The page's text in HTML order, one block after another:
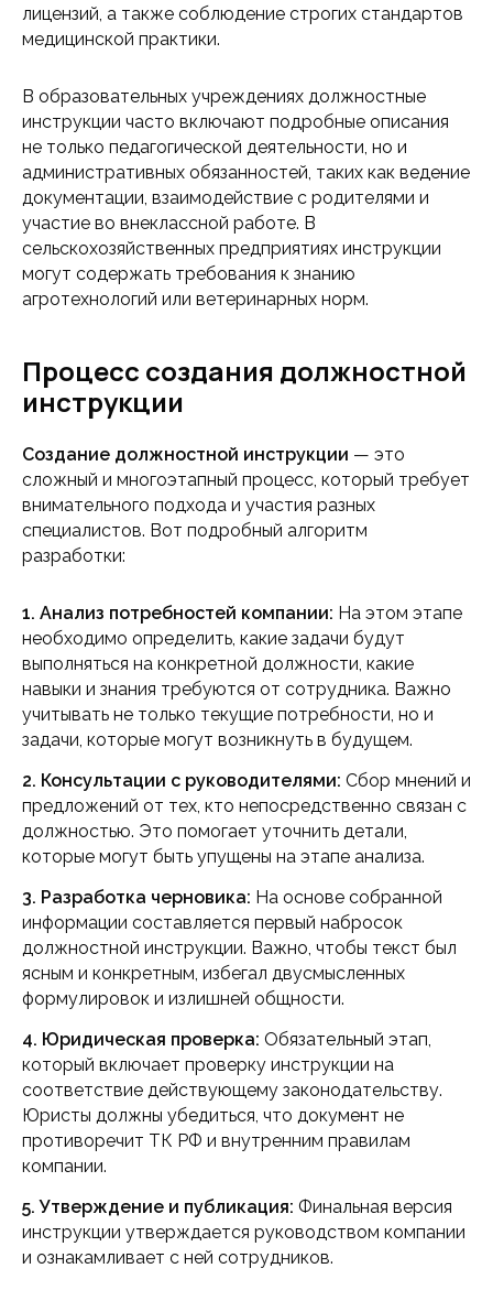
лицензий, а также соблюдение строгих стандартов
медицинской практики.
В образовательных учреждениях должностные
инструкции часто включают подробные описания
не только педагогической деятельности, но и
административных обязанностей, таких как ведение
документации, взаимодействие с родителями и
участие во внеклассной работе. В
сельскохозяйственных предприятиях инструкции
могут содержать требования к знанию
агротехнологий или ветеринарных норм.
Процесс создания должностной
инструкции
Создание должностной инструкции — это
сложный и многоэтапный процесс, который требует
внимательного подхода и участия разных
специалистов. Вот подробный алгоритм
разработки:
1. Анализ потребностей компании: На этом этапе
необходимо определить, какие задачи будут
выполняться на конкретной должности, какие
навыки и знания требуются от сотрудника. Важно
учитывать не только текущие потребности, но и
задачи, которые могут возникнуть в будущем.
2. Консультации с руководителями: Сбор мнений и
предложений от тех, кто непосредственно связан с
должностью. Это помогает уточнить детали,
которые могут быть упущены на этапе анализа.
3. Разработка черновика: На основе собранной
информации составляется первый набросок
должностной инструкции. Важно, чтобы текст был
ясным и конкретным, избегал двусмысленных
формулировок и излишней общности.
4. Юридическая проверка: Обязательный этап,
который включает проверку инструкции на
соответствие действующему законодательству.
Юристы должны убедиться, что документ не
противоречит ТК РФ и внутренним правилам
компании.
5. Утверждение и публикация: Финальная версия
инструкции утверждается руководством компании
и ознакамливает с ней сотрудников.